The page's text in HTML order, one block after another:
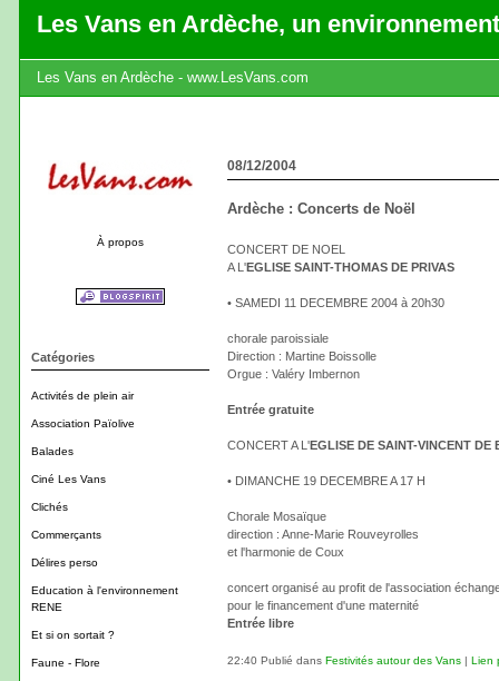
Les Vans en Ardèche, un
Les Vans en Ardèche - www.LesVans.com
À propos
Catégories
Activités de plein air
Association Païolive
Balades
Ciné Les Vans
Clichés
Commerçants
Délires perso
Education à l'environnement
RENE
Et si on sortait ?
Faune - Flore
08/12/2004
Ardèche : Concerts de Noël
CONCERT DE NOEL
A L'EGLISE SAINT-THOMAS DE PRIVAS
• SAMEDI 11 DECEMBRE 2004 à 20h30
chorale paroissiale
Direction : Martine Boissolle
Orgue : Valéry Imbernon
Entrée gratuite
CONCERT A L'EGLISE DE SAINT-VINCENT DE
• DIMANCHE 19 DECEMBRE A 17 H
Chorale Mosaïque
direction : Anne-Marie Rouveyrolles
et l'harmonie de Coux
concert organisé au profit de l'association
pour le financement d'une maternité
Entrée libre
22:40 Publié dans Festivités autour des Vans | Lien